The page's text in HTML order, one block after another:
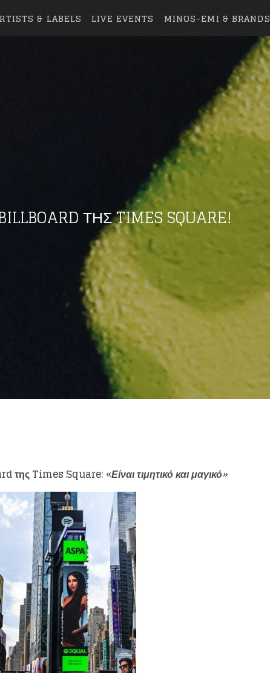
& LABELS LIVE EVENTS MINOS-EMI & BRANDS
ΤΗΣ TIMES SQUARE!
τηςTimes Square: «Είναι τιμητικό και μαγικό»
artists before everyone else.